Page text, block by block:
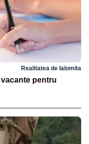
Realitatea de Ialomita
pentru